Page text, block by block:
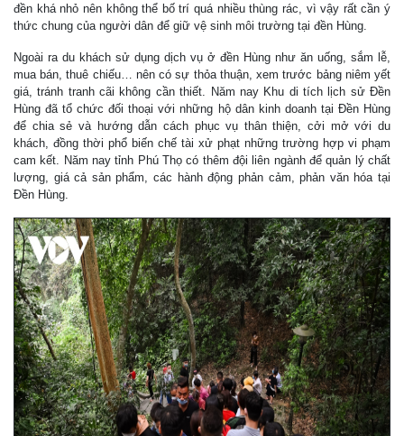
đền khá nhỏ nên không thể bố trí quá nhiều thùng rác, vì vậy rất cần ý
thức chung của người dân để giữ vệ sinh môi trường tại đền Hùng.
Ngoài ra du khách sử dụng dịch vụ ở đền Hùng như ăn uống, sắm lễ,
mua bán, thuê chiếu… nên có sự thỏa thuận, xem trước bảng niêm yết
giá, tránh tranh cãi không cần thiết. Năm nay Khu di tích lịch sử Đền
Hùng đã tổ chức đối thoại với những hộ dân kinh doanh tại Đền Hùng
để chia sẻ và hướng dẫn cách phục vụ thân thiện, cởi mở với du
khách, đồng thời phổ biến chế tài xử phạt những trường hợp vi phạm
cam kết. Năm nay tỉnh Phú Thọ có thêm đội liên ngành để quản lý chất
lượng, giá cả sản phẩm, các hành động phản cảm, phản văn hóa tại
Đền Hùng.